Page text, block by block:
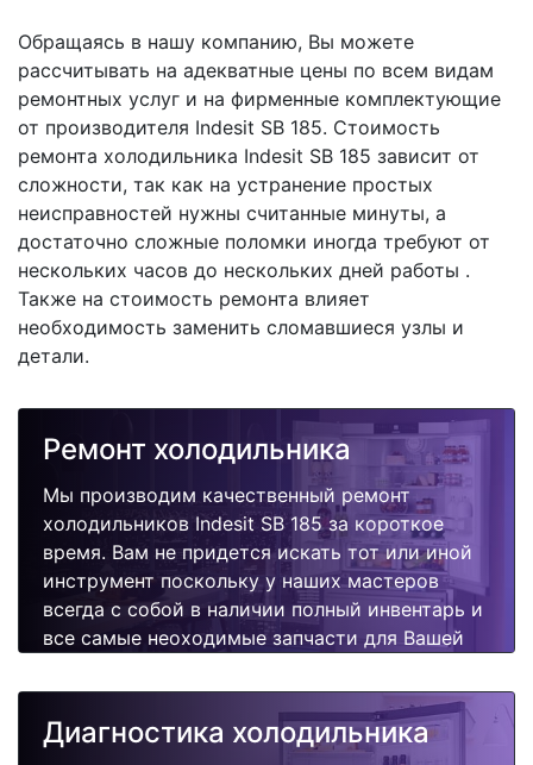
Обращаясь в нашу компанию, Вы можете
рассчитывать на адекватные цены по всем видам
ремонтных услуг и на фирменные комплектующие
от производителя Indesit SB 185. Стоимость
ремонта холодильника Indesit SB 185 зависит от
сложности, так как на устранение простых
неисправностей нужны считанные минуты, а
достаточно сложные поломки иногда требуют от
нескольких часов до нескольких дней работы .
Также на стоимость ремонта влияет
необходимость заменить сломавшиеся узлы и
детали.
Ремонт холодильника
Мы производим качественный ремонт
холодильников Indesit SB 185 за короткое
время. Вам не придется искать тот или иной
инструмент поскольку у наших мастеров
всегда с собой в наличии полный инвентарь и
все самые неоходимые запчасти для Вашей
качественно и недорого.
Диагностика холодильника